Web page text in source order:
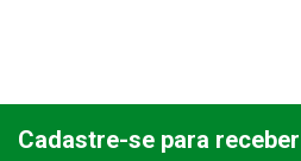
Cadastre-se para